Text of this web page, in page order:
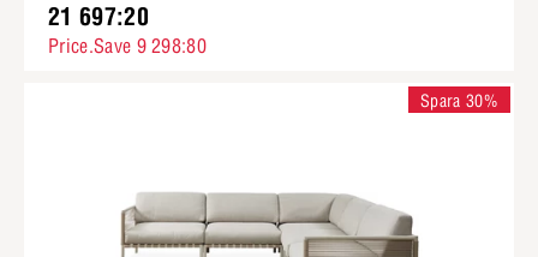
21 697:20
Price.Save 9 298:80
Spara 30%